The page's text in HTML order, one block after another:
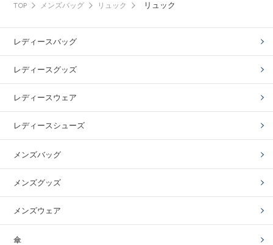
TOP メンズバッグ リュック リュック
レディースバッグ
レディースグッズ
レディースウェア
レディースシューズ
メンズバッグ
メンズグッズ
メンズウェア
傘